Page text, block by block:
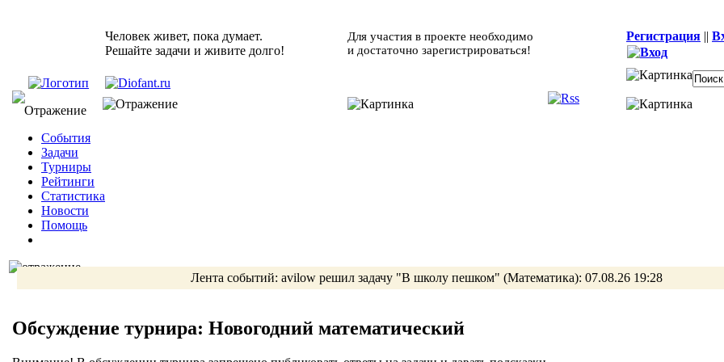
Человек живет, пока думает.
Решайте задачи и живите долго!
Для участия в проекте необходимо
и достаточно зарегистрироваться!
Регистрация ||
События
Задачи
Турниры
Рейтинги
Статистика
Новости
Помощь
Лента событий: avilowрешил задачу "В школу пешком" (Математика): 07.08.26 19:28
Обсуждение турнира: Новогодний математический